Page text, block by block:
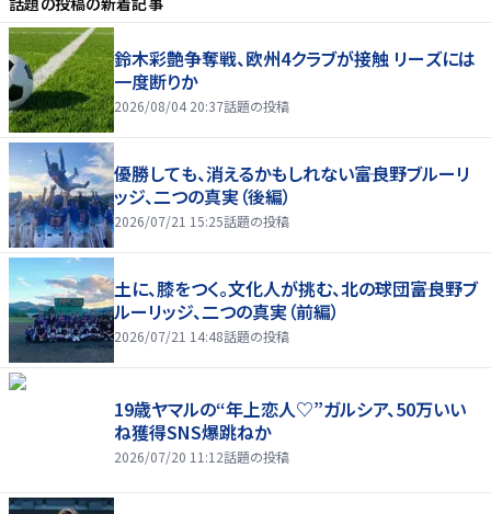
鈴木彩艶争奪戦、欧州4クラブが接触 リーズには
一度断りか
2026/08/04 20:37話題の投稿
優勝しても、消えるかもしれない――富良野ブルーリ
ッジ、二つの真実（後編）
2026/07/21 15:25話題の投稿
土に、膝をつく。文化人が挑む、北の球団――富良野ブ
ルーリッジ、二つの真実（前編）
2026/07/21 14:48話題の投稿
19歳ヤマルの“年上恋人♡”ガルシア、50万いい
ね獲得SNS爆跳ねか
2026/07/20 11:12話題の投稿